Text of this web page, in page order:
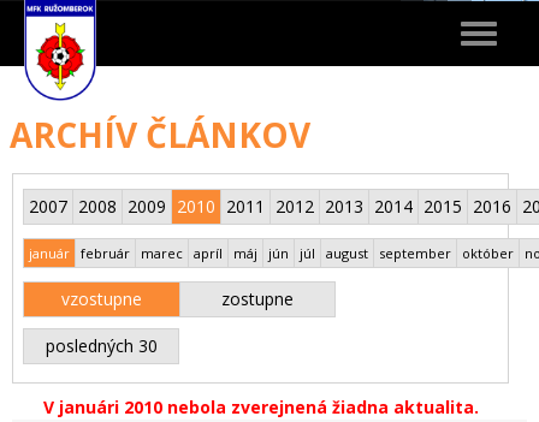
Toggle
ARCHÍV ČLÁNKOV
2007 2008 2009 2010 2011 2012 2013 2014 2015 2016
január február marec apríl máj jún júl august september október
vzostupne zostupne
posledných 30
V januári 2010 nebola zverejnená žiadna aktualita.